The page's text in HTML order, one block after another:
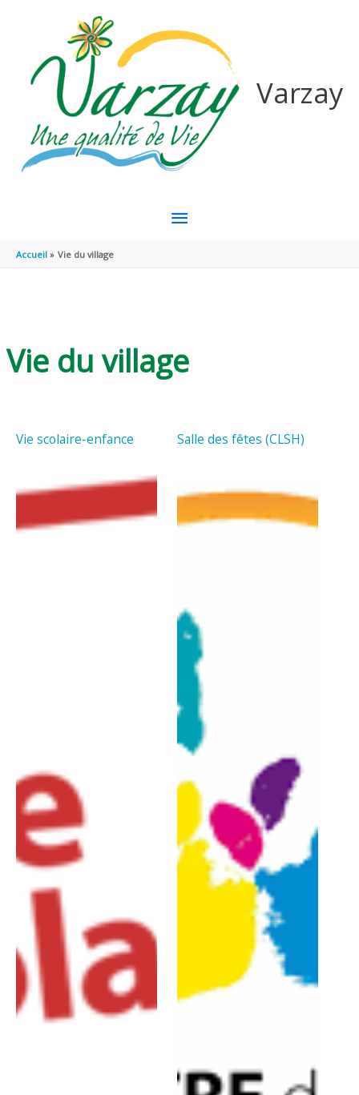
Varzay
MENU
Accueil Vie du village
Vie du village
Vie scolaire-enfance Salle des fêtes (CLSH)